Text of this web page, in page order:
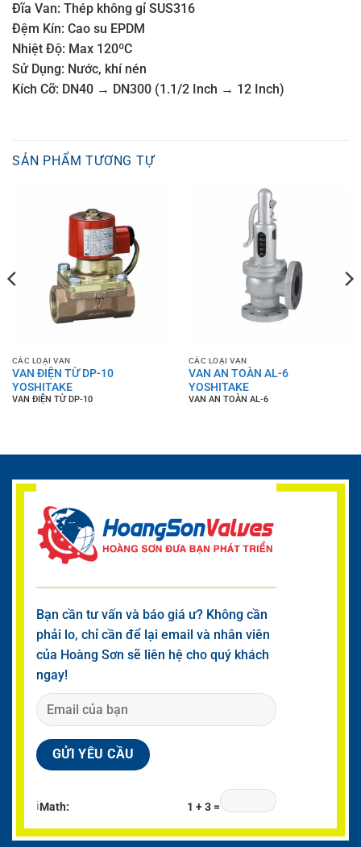
Đĩa Van: Thép không gỉ SUS316
Đệm Kín: Cao su EPDM
Nhiệt Độ: Max 120ºC
Sử Dụng: Nước, khí nén
Kích Cỡ: DN40 → DN300 (1.1/2 Inch → 12 Inch)
SẢN PHẨM TƯƠNG TỰ
CÁC LOẠI VAN
VAN ĐIỆN TỪ DP-10
YOSHITAKE
VAN ĐIỆN TỪ DP-10
CÁC LOẠI VAN
VAN AN TOÀN AL-6
YOSHITAKE
VAN AN TOÀN AL-6
Bạn cần tư vấn và báo giá ư? Không cần
phải lo, chỉ cần để lại email và nhân viên
của Hoàng Sơn sẽ liên hệ cho quý khách
ngay!
ℹMath: 1 + 3 =